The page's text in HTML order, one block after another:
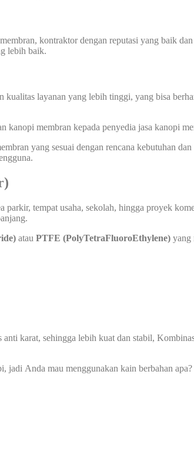
kontraktor dengan reputasi yang baik
lebih baik.
kualitas layanan yang lebih tinggi, yang bisa
kanopi membran kepada penyedia jasa kanopi
yang sesuai dengan rencana kebutuhan
tempat usaha, sekolah, hingga proyek
atau PTFE (PolyTetraFluoroEthylene) yang
karat, sehingga lebih kuat dan stabil,
jadi Anda mau menggunakan kain berbahan apa?